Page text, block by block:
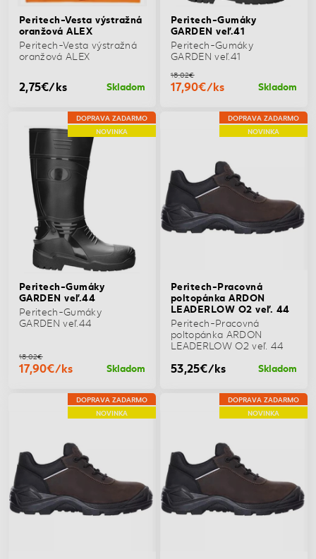
Peritech-Vesta výstražná
oranžová ALEX
Peritech-Vesta výstražná
oranžová ALEX
2,75€/ks Skladom
Peritech-Gumáky
GARDEN veľ.41
Peritech-Gumáky
GARDEN veľ.41
18,02€
17,90€/ks Skladom
DOPRAVA ZADARMO
NOVINKA
Peritech-Gumáky
GARDEN veľ.44
Peritech-Gumáky
GARDEN veľ.44
18,02€
17,90€/ks Skladom
DOPRAVA ZADARMO
NOVINKA
Peritech-Pracovná
poltopánka ARDON
LEADERLOW O2 veľ. 44
Peritech-Pracovná
poltopánka ARDON
LEADERLOW O2 veľ. 44
53,25€/ks Skladom
DOPRAVA ZADARMO
NOVINKA
DOPRAVA ZADARMO
NOVINKA